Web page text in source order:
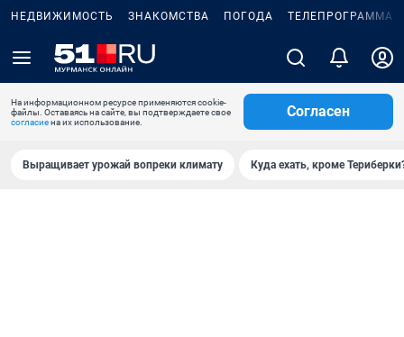
НЕДВИЖИМОСТЬ ЗНАКОМСТВА ПОГОДА ТЕЛЕПРОГРАММА
На информационном ресурсе применяются cookie-
файлы. Оставаясь на сайте, вы подтверждаете свое
согласиена их использование.
Согласен
Выращивает урожай вопреки климату Куда ехать, кроме